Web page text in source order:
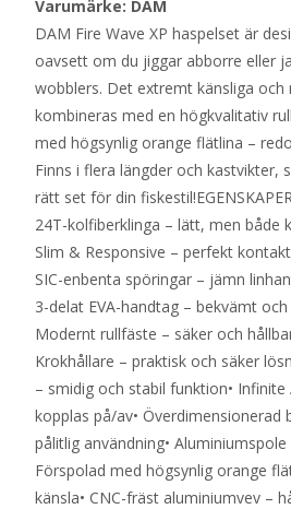
Varumärke: DAM
DAM Fire Wave XP haspelset är
oavsett om du jiggar abborre eller
wobblers. Det extremt känsliga och
kombineras med en högkvalitativ
med högsynlig orange flätlina –
Finns i flera längder och kastvikter,
rätt set för din
24T-kolfiberklinga – lätt, men både
Slim & Responsive – perfekt
SIC-enbenta spöringar – jämn
3-delat EVA-handtag – bekvämt
Modernt rullfäste – säker och
Krokhållare – praktisk och säker
– smidig och stabil funktion• Infinite
kopplas på/av• Överdimensionerad
pålitlig användning•
Förspolad med högsynlig orange
känsla• CNC-fräst aluminiumvev –